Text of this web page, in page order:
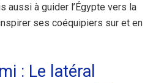
aussi à guider l’Égypte vers la
ses coéquipiers sur et en
: Le latéral